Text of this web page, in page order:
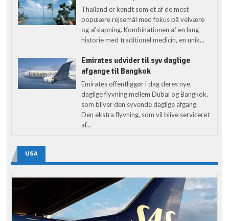
Thailand er kendt som et af de mest
populære rejsemål med fokus på velvære
og afslapning. Kombinationen af en lang
historie med traditionel medicin, en unik...
Emirates udvider til syv daglige
afgange til Bangkok
Emirates offentliggør i dag deres nye,
daglige flyvning mellem Dubai og Bangkok,
som bliver den syvende daglige afgang.
Den ekstra flyvning, som vil blive serviceret
af...
USA